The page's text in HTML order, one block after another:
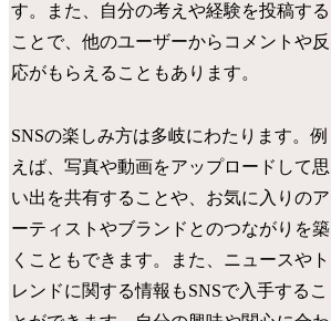
す。また、自分の考えや経験を投稿する
ことで、他のユーザーからコメントや反
応がもらえることもあります。
SNSの楽しみ方は多岐にわたります。例
えば、写真や動画をアップロードして思
い出を共有することや、お気に入りのア
ーティストやブランドとのつながりを築
くこともできます。また、ニュースやト
レンドに関する情報もSNSで入手するこ